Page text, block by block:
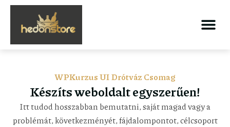
WPKurzus UI Drótváz Csomag
Készíts weboldalt egyszerűen!
Itt tudod hosszabban bemutatni, saját magad vagy a
problémát, következményét, fájdalompontot, célcsoport